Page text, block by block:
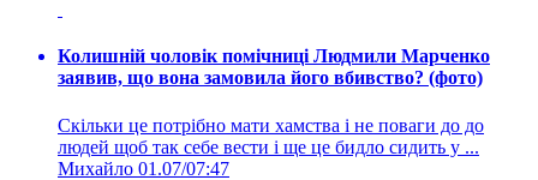
Колишній чоловік помічниці Людмили Марченко
заявив, що вона замовила його вбивство? (фото)
Скільки це потрібно мати хамства і не поваги до до
людей щоб так себе вести і ще це бидло сидить у ...
Михайло 01.07/07:47